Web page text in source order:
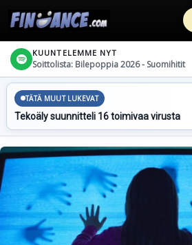
KUUNTELEMME NYT
Soittolista: Bilepoppia 2026 - Suomihitit
TÄTÄ MUUT LUKEVAT
Tekoäly suunnitteli 16 toimivaa virusta